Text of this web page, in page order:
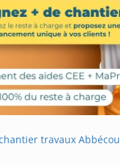
travaux